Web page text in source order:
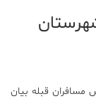
شهرستان
مسافران قبله بیان